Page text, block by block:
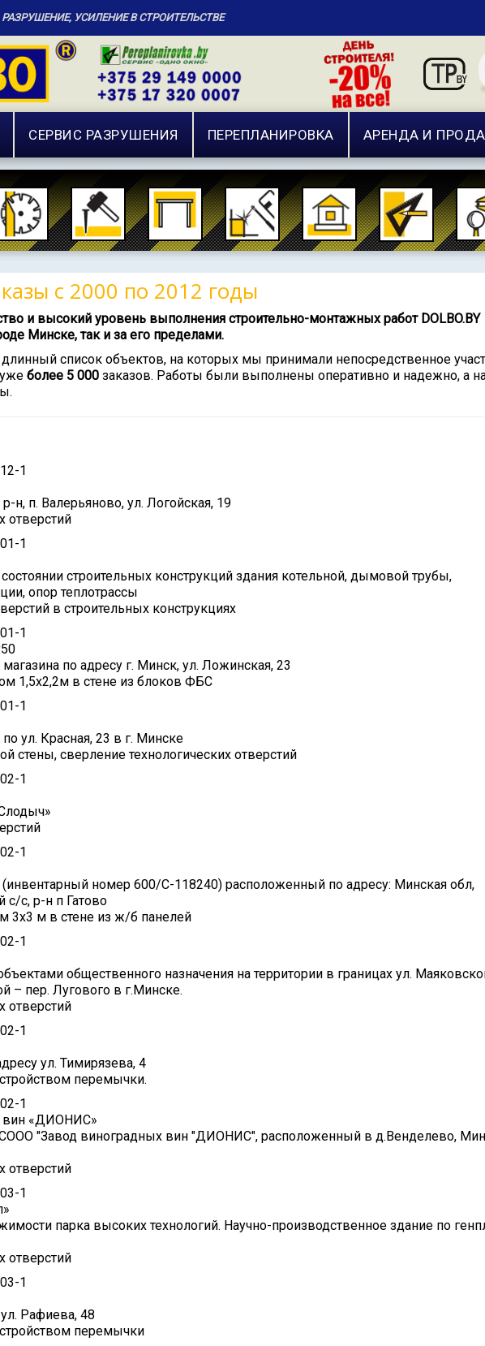
РАЗРУШЕНИЕ, УСИЛЕНИЕ В СТРОИТЕЛЬСТВЕ
СЕРВИС РАЗРУШЕНИЯ ПЕРЕПЛАНИРОВКА АРЕНДА И
с 2000 по 2012 годы
и высокий уровень выполнения строительно-монтажных работ DOLBO.BY
Минске, так и за его пределами.
список объектов, на которых мы принимали непосредственное
более 5 000 заказов. Работы были выполнены оперативно и надежно, а
1
н, п. Валерьяново, ул. Логойская, 19
отверстий
1
строительных конструкций здания котельной, дымовой трубы,
опор теплотрассы
в строительных конструкциях
1
по адресу г. Минск, ул. Ложинская, 23
1,5х2,2м в стене из блоков ФБС
1
ул. Красная, 23 в г. Минске
стены, сверление технологических отверстий
1
1
номер 600/С-118240) расположенный по адресу: Минская обл,
с/с, р-н п Гатово
3х3 м в стене из ж/б панелей
1
общественного назначения на территории в границах ул.
– пер. Лугового в г.Минске.
отверстий
1
ул. Тимирязева, 4
перемычки.
1
вин «ДИОНИС»
"Завод виноградных вин "ДИОНИС", расположенный в д.Венделево,
отверстий
1
парка высоких технологий. Научно-производственное здание по
отверстий
1
Рафиева, 48
перемычки